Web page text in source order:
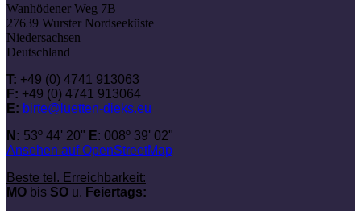
Wanhödener Weg 7B
27639 Wurster Nordseeküste
Niedersachsen
Deutschland
T: +49 (0) 4741 913063
F: +49 (0) 4741 913064
E: birte@luetten-dieks.eu
N: 53º 44' 20" E: 008º 39' 02"
Ansehen auf OpenStreetMap
Beste tel. Erreichbarkeit:
MO bis SO u. Feiertags: